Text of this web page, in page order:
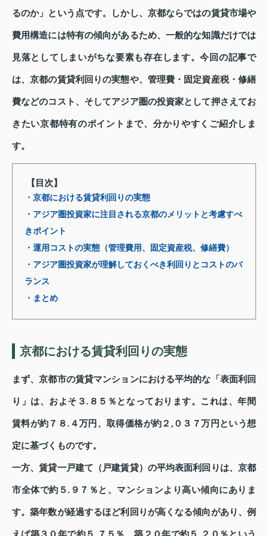
るのか」という点です。しかし、京都ならではの賃貸市場や
費用構造には特有の傾向があるため、一般的な知識だけでは
見落としてしまいがちな要素も存在します。今回の記事で
は、京都の賃貸利回りの実態や、管理費・固定資産税・修繕
費などのコスト、そしてアジア圏の投資家として押さえてお
きたい京都特有のポイントまで、分かりやすくご紹介しま
す。
【目次】
・京都における賃貸利回りの実態
・アジア圏投資家に注目される京都のメリットと考慮すべ
きポイント
・運用コストの実態（管理費用、固定資産税、修繕費）
・アジア圏投資家が理解しておくべき利回りとコストのバ
ランス
・まとめ
京都における賃貸利回りの実態
まず、京都市の賃貸マンションにおける平均的な「表面利回
り」は、およそ３.８５％となっております。これは、年間
賃料が約７８.４万円、取得価格が約２,０３７万円という想
定に基づくものです。
一方、賃貸一戸建て（戸建賃貸）の平均表面利回りは、京都
市全体で約５.９７％と、マンションより高い傾向にありま
す。築年数が経過するほど利回りが高くなる傾向があり、例
えば築３０年で約５.７５％、築２０年で約５.２０％という